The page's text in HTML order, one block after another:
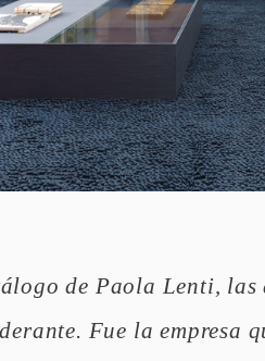
de Paola Lenti, las
Fue la empresa